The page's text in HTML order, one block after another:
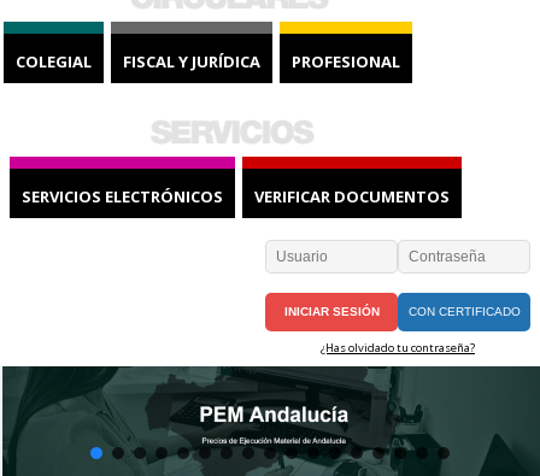
COLEGIAL FISCAL Y JURÍDICA PROFESIONAL
SERVICIOS ELECTRÓNICOS VERIFICAR DOCUMENTOS
CON CERTIFICADO
¿Has olvidado tu contraseña?